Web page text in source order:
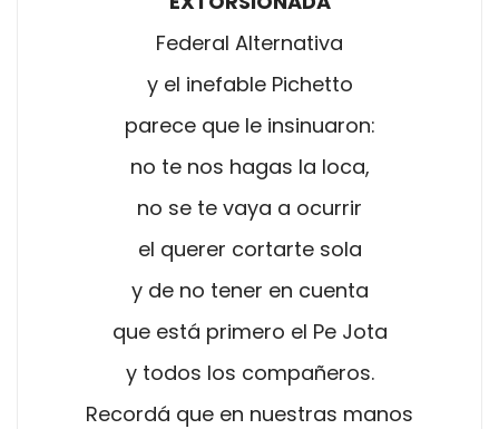
Federal Alternativa
y el inefable Pichetto
parece que le insinuaron:
no te nos hagas la loca,
no se te vaya a ocurrir
el querer cortarte sola
y de no tener en cuenta
que está primero el Pe Jota
y todos los compañeros.
Recordá que en nuestras manos